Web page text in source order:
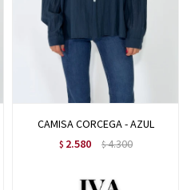
CAMISA CORCEGA - AZUL
$ 2.580 $4.300